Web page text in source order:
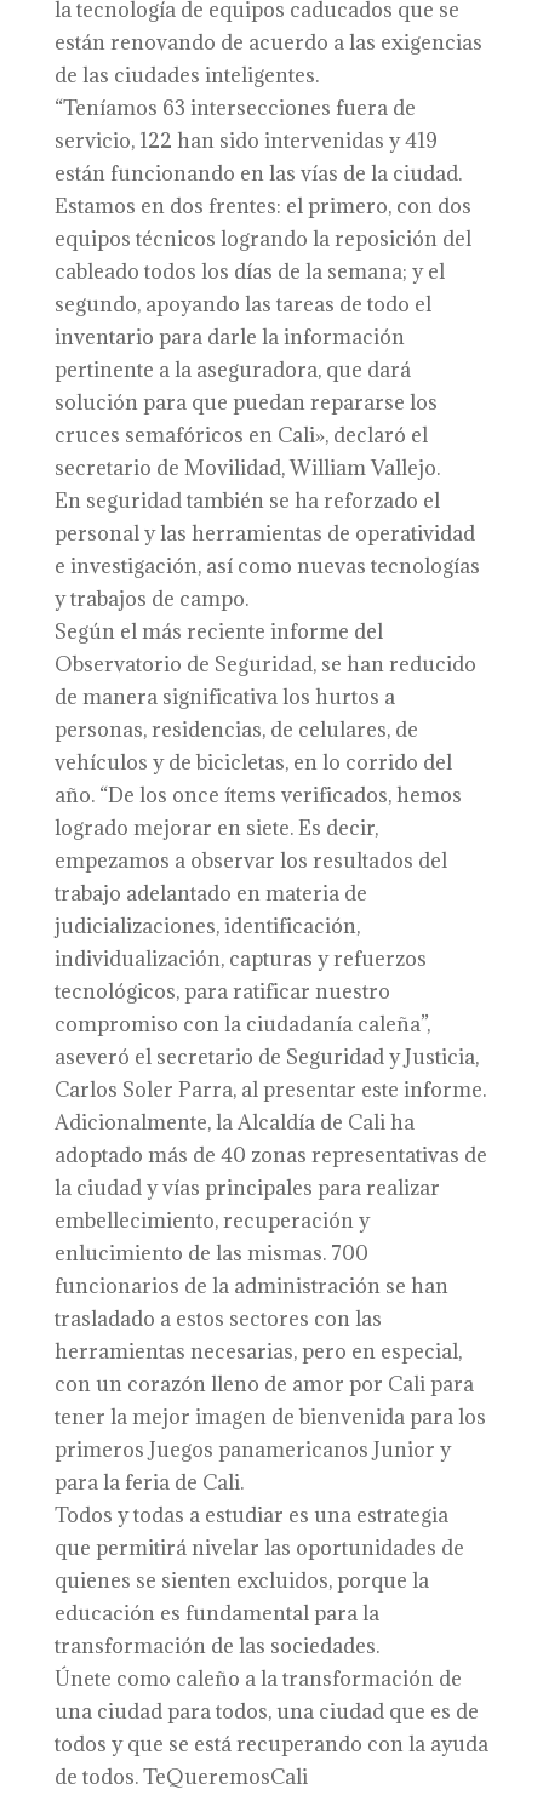
la tecnología de equipos caducados que se
están renovando de acuerdo a las exigencias
de las ciudades inteligentes.
“Teníamos 63 intersecciones fuera de
servicio, 122 han sido intervenidas y 419
están funcionando en las vías de la ciudad.
Estamos en dos frentes: el primero, con dos
equipos técnicos logrando la reposición del
cableado todos los días de la semana; y el
segundo, apoyando las tareas de todo el
inventario para darle la información
pertinente a la aseguradora, que dará
solución para que puedan repararse los
cruces semafóricos en Cali», declaró el
secretario de Movilidad, William Vallejo.
En seguridad también se ha reforzado el
personal y las herramientas de operatividad
e investigación, así como nuevas tecnologías
y trabajos de campo.
Según el más reciente informe del
Observatorio de Seguridad, se han reducido
de manera significativa los hurtos a
personas, residencias, de celulares, de
vehículos y de bicicletas, en lo corrido del
año. “De los once ítems verificados, hemos
logrado mejorar en siete. Es decir,
empezamos a observar los resultados del
trabajo adelantado en materia de
judicializaciones, identificación,
individualización, capturas y refuerzos
tecnológicos, para ratificar nuestro
compromiso con la ciudadanía caleña”,
aseveró el secretario de Seguridad y Justicia,
Carlos Soler Parra, al presentar este informe.
Adicionalmente, la Alcaldía de Cali ha
adoptado más de 40 zonas representativas de
la ciudad y vías principales para realizar
embellecimiento, recuperación y
enlucimiento de las mismas. 700
funcionarios de la administración se han
trasladado a estos sectores con las
herramientas necesarias, pero en especial,
con un corazón lleno de amor por Cali para
tener la mejor imagen de bienvenida para los
primeros Juegos panamericanos Junior y
para la feria de Cali.
Todos y todas a estudiar es una estrategia
que permitirá nivelar las oportunidades de
quienes se sienten excluidos, porque la
educación es fundamental para la
transformación de las sociedades.
Únete como caleño a la transformación de
una ciudad para todos, una ciudad que es de
todos y que se está recuperando con la ayuda
de todos. TeQueremosCali